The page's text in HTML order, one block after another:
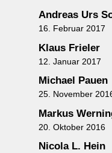
Andreas Urs
16. Februar 2017
Klaus Frieler
12. Januar 2017
Michael Pauen
25. November
Markus
20. Oktober 2016
Nicola L. Hein